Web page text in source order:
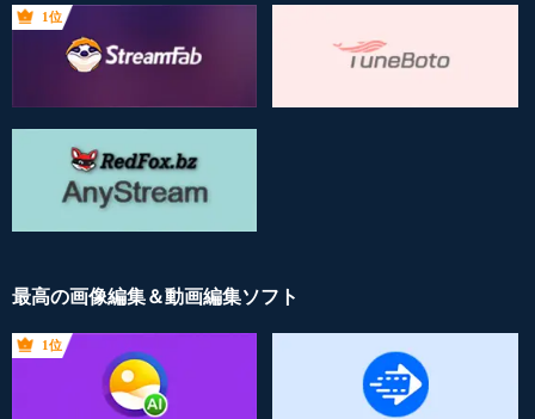
1位
最高の画像編集＆動画編集ソフト
1位